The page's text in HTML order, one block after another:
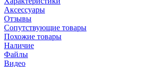
Аксессуары
Отзывы
Сопутствующие товары
Похожие товары
Наличие
Файлы
Видео